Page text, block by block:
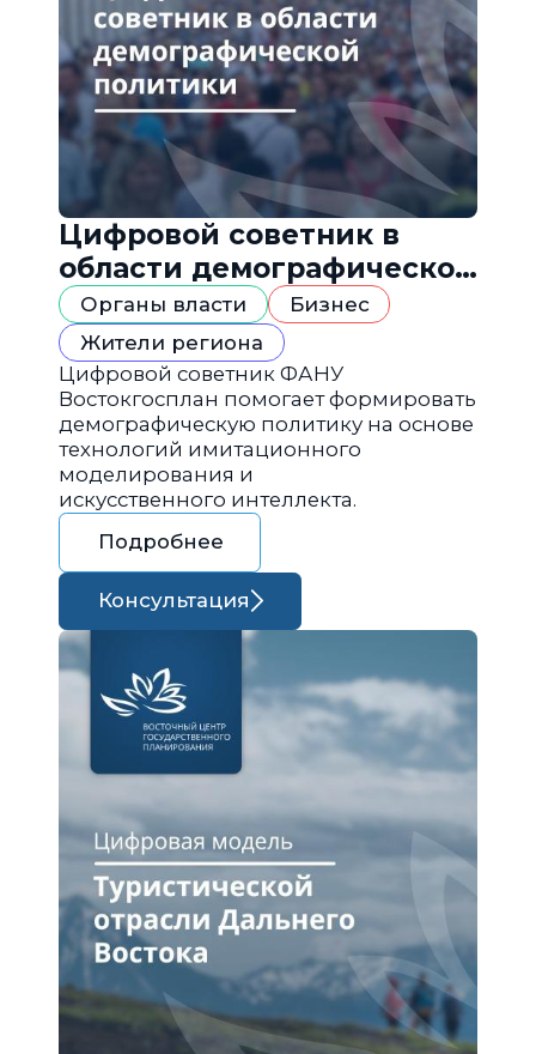
Цифровой советник в
области демографической
политики
Органы власти
Бизнес
Жители региона
Цифровой советник ФАНУ
Востокгосплан помогает формировать
демографическую политику на основе
технологий имитационного
моделирования и
искусственного интеллекта.
Подробнее
Консультация